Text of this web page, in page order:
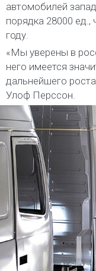
автомобилей
порядка 28000
году.
«Мы уверены в
него имеется
дальнейшего
Улоф Перссон.